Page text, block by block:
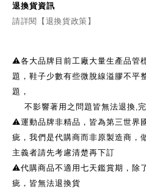
退換貨資訊
請詳閱【退換貨政策】
⚠️各大品牌目前工廠大量生產品管
題，鞋子少數有些微脫線溢膠不平
題，
不影響著用之問題皆無法退換,
⚠️運動品牌非精品，皆為第三世界
疵，我們是代購商而非原製造商，
主義者請先考慮清楚再下訂
⚠️代購商品不適用七天鑑賞期，除
疵，皆無法退換貨